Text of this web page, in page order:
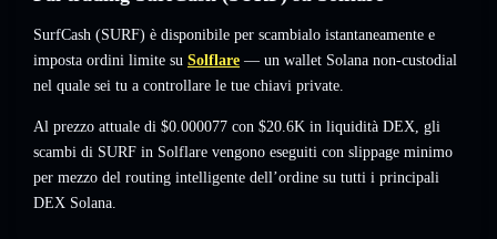
SurfCash (SURF) è disponibile per scambialo istantaneamente e
imposta ordini limite su Solflare — un wallet Solana non-custodial
nel quale sei tu a controllare le tue chiavi private.
Al prezzo attuale di $0.000077 con $20.6K in liquidità DEX, gli
scambi di SURF in Solflare vengono eseguiti con slippage minimo
per mezzo del routing intelligente dell’ordine su tutti i principali
DEX Solana.